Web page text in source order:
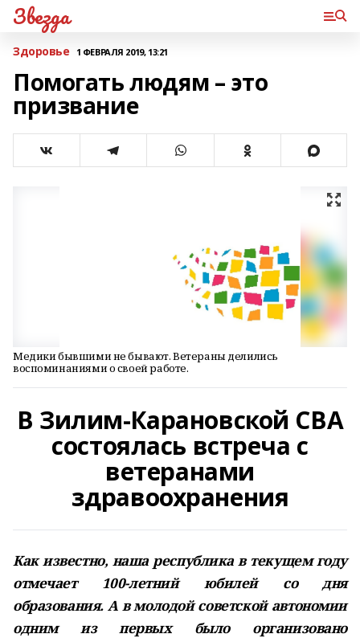
Звезда
Здоровье 1 ФЕВРАЛЯ 2019, 13:21
Помогать людям – это
призвание
Медики бывшими не бывают. Ветераны делились
воспоминаниями о своей работе.
В Зилим-Карановской СВА
состоялась встреча с
ветеранами
здравоохранения
Как известно, наша республика в текущем году
отмечает 100-летний юбилей со дня
образования. А в молодой советской автономии
одним из первых было организовано